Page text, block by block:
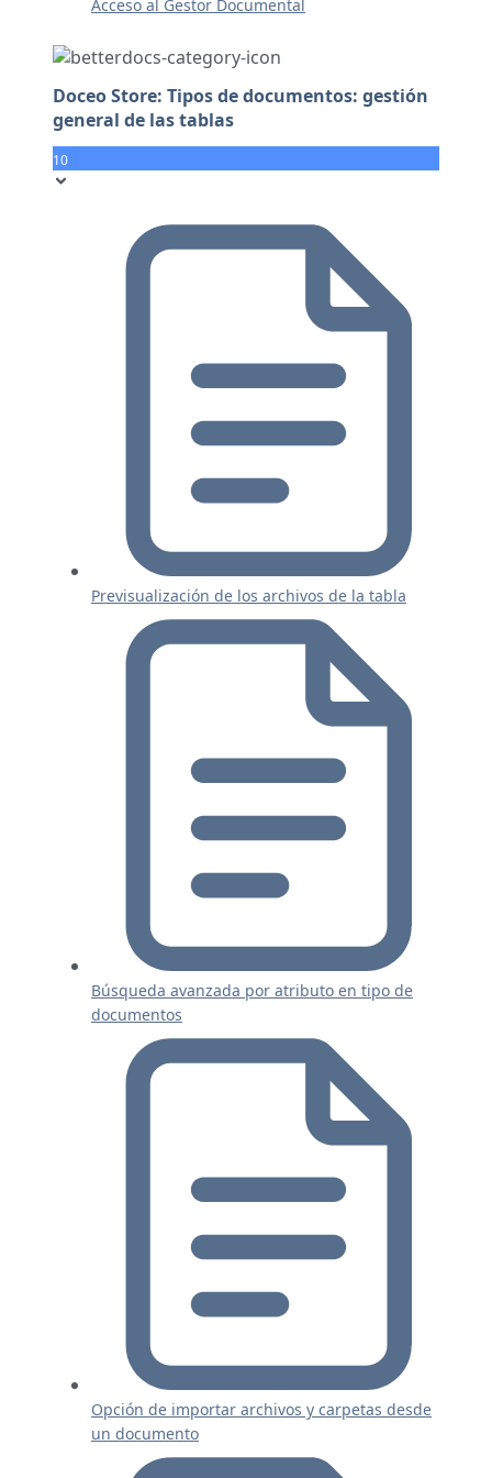
Acceso al Gestor Documental
Doceo Store: Tipos de documentos: gestión
general de las tablas
10
Previsualización de los archivos de la tabla
Búsqueda avanzada por atributo en tipo de
documentos
Opción de importar archivos y carpetas desde
un documento